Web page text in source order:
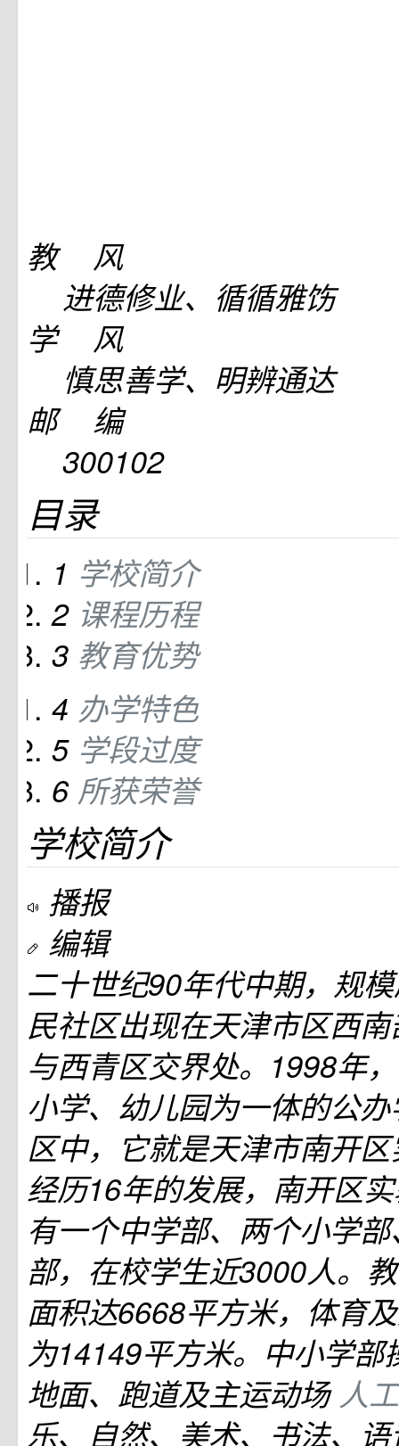
教 风
进德修业、循循雅饬
学 风
慎思善学、明辨通达
邮 编
300102
目录
1 学校简介
2 课程历程
3 教育优势
4 办学特色
5 学段过度
6 所获荣誉
学校简介
播报
编辑
二十世纪90年代中期，规
民社区出现在天津市区西
与西青区交界处。1998年
小学、幼儿园为一体的公
区中，它就是天津市南开
经历16年的发展，南开区
有一个中学部、两个小学
部，在校学生近3000人。
面积达6668平方米，体育
为14149平方米。中小学部
地面、跑道及主运动场 人
乐、自然、美术、书法、